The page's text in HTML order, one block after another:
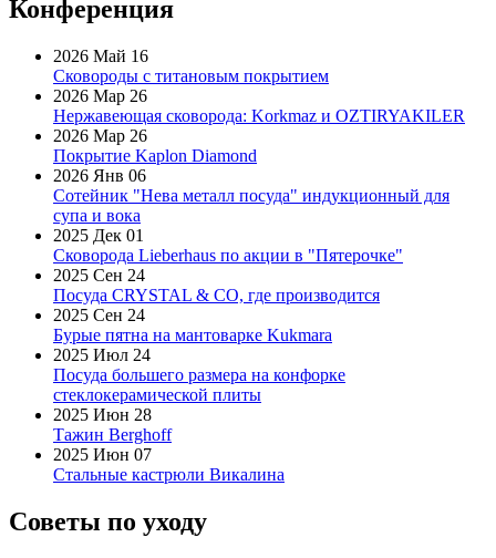
Конференция
2026 Май 16
Сковороды с титановым покрытием
2026 Мар 26
Нержавеющая сковорода: Korkmaz и OZTIRYAKILER
2026 Мар 26
Покрытие Kaplon Diamond
2026 Янв 06
Сотейник "Нева металл посуда" индукционный для
супа и вока
2025 Дек 01
Сковорода Lieberhaus по акции в "Пятерочке"
2025 Сен 24
Посуда CRYSTAL & CO, где производится
2025 Сен 24
Бурые пятна на мантоварке Kukmara
2025 Июл 24
Посуда большего размера на конфорке
стеклокерамической плиты
2025 Июн 28
Тажин Berghoff
2025 Июн 07
Стальные кастрюли Викалина
Советы по уходу